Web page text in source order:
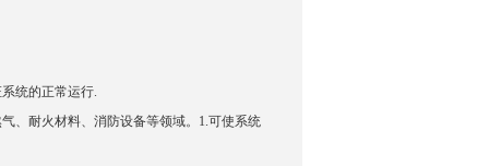
统的正常运行.
、耐火材料、消防设备等领域。1.可使系统